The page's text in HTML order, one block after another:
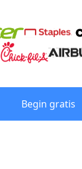
Begin gratis